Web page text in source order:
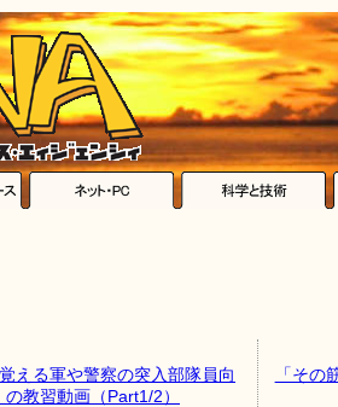
える軍や警察の突入部隊員向
教習動画（Part1/2）
「そ